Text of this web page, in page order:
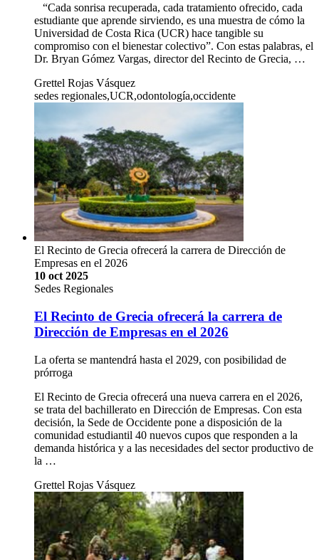
“Cada sonrisa recuperada, cada tratamiento ofrecido, cada
estudiante que aprende sirviendo, es una muestra de cómo la
Universidad de Costa Rica (UCR) hace tangible su
compromiso con el bienestar colectivo”. Con estas palabras, el
Dr. Bryan Gómez Vargas, director del Recinto de Grecia, …
Grettel Rojas Vásquez
sedes regionales,UCR,odontología,occidente
El Recinto de Grecia ofrecerá la carrera de Dirección de
Empresas en el 2026
10 oct 2025
Sedes Regionales
El Recinto de Grecia ofrecerá la carrera de
Dirección de Empresas en el 2026
La oferta se mantendrá hasta el 2029, con posibilidad de
prórroga
El Recinto de Grecia ofrecerá una nueva carrera en el 2026,
se trata del bachillerato en Dirección de Empresas. Con esta
decisión, la Sede de Occidente pone a disposición de la
comunidad estudiantil 40 nuevos cupos que responden a la
demanda histórica y a las necesidades del sector productivo de
la …
Grettel Rojas Vásquez